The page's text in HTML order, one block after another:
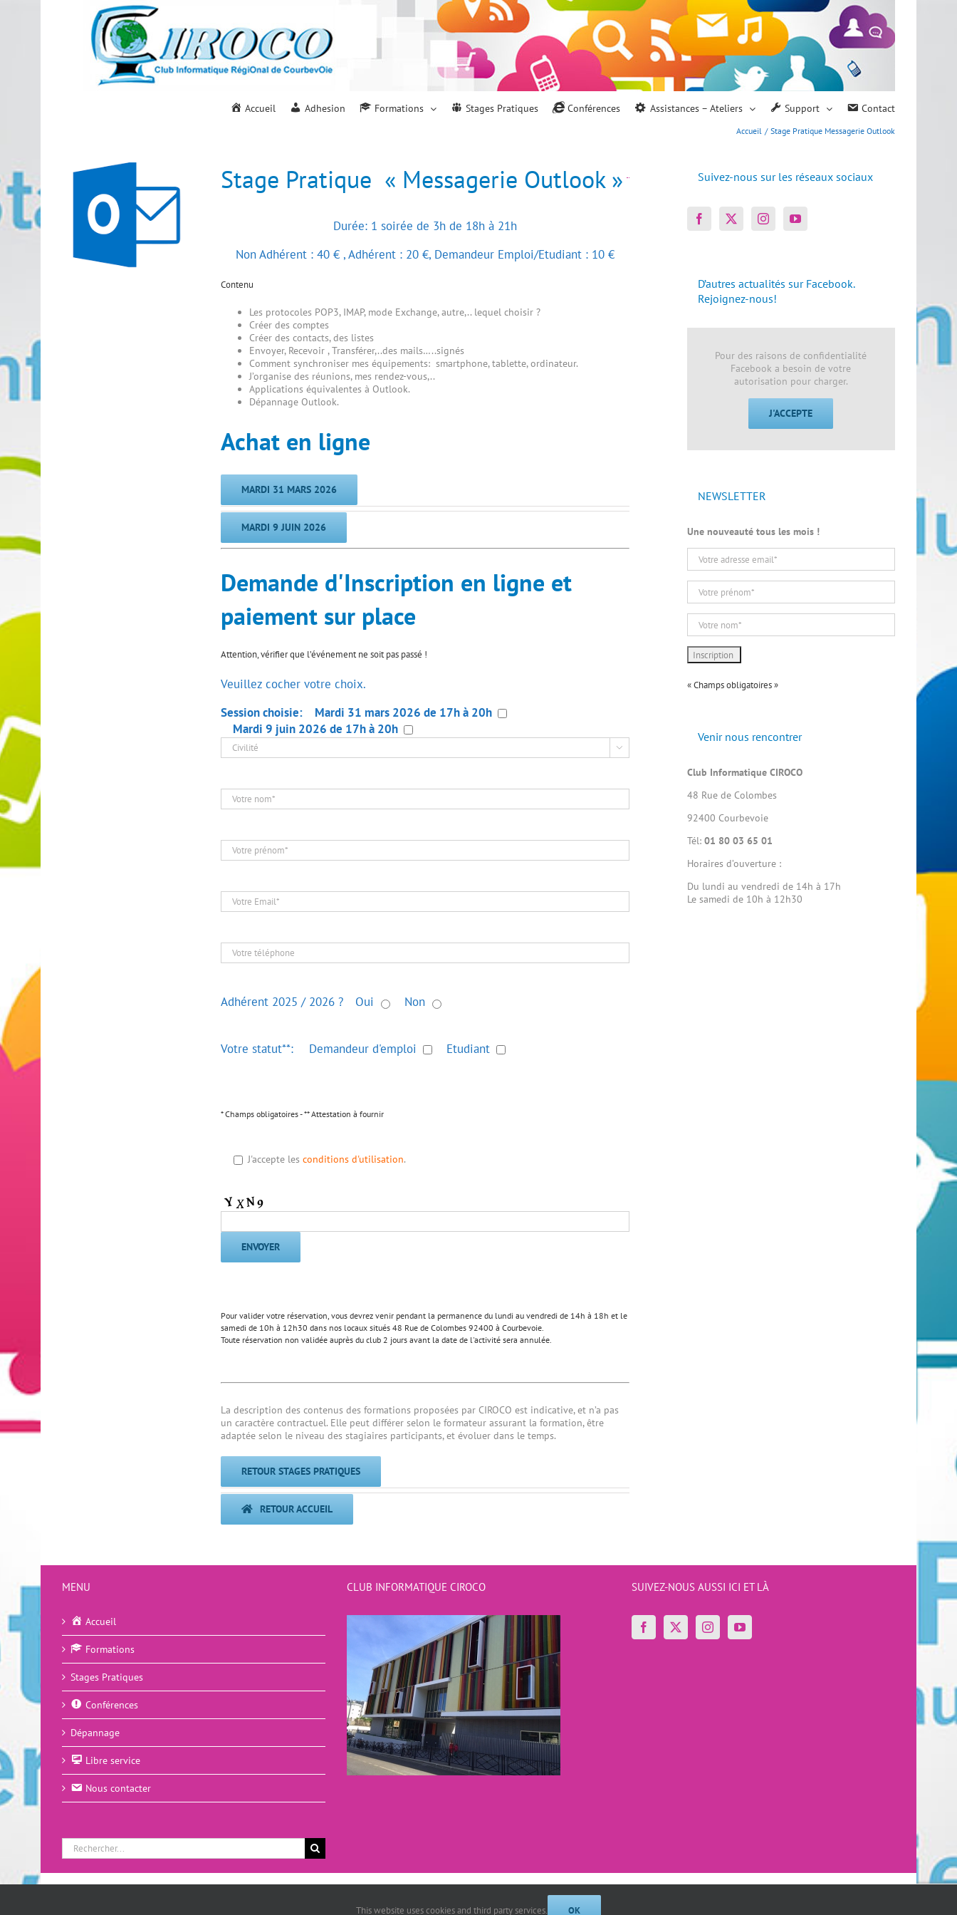
Accueil Adhesion Formations Stages Pratiques Conférences Assistances – Ateliers Support Contact
Accueil Stage Pratique Messagerie Outlook
Stage Pratique « Messagerie Outlook »
Durée: 1 soirée de 3h de 18h à 21h
Non Adhérent : 40 € , Adhérent : 20 €, Demandeur Emploi/Etudiant : 10 €
Contenu
Les protocoles POP3, IMAP, mode Exchange, autre,.. lequel choisir ?
Créer des comptes
Créer des contacts, des listes
Envoyer, Recevoir , Transférer,..des mails…..signés
Comment synchroniser mes équipements: smartphone, tablette, ordinateur.
J’organise des réunions, mes rendez-vous,..
Applications équivalentes à Outlook.
Dépannage Outlook.
Achat en ligne
MARDI 31 MARS 2026
MARDI 9 JUIN 2026
Demande d'Inscription en ligne et
paiement sur place
Attention, vérifier que l’événement ne soit pas passé !
Veuillez cocher votre choix.
Session choisie:
Mardi 31 mars 2026 de 17h à 20h
Mardi 9 juin 2026 de 17h à 20h

Adhérent 2025 / 2026 ? Oui Non
Votre statut**: Demandeur d'emploi Etudiant
* Champs obligatoires - ** Attestation à fournir
J'accepte lesconditions d'utilisation.
Pour valider votre réservation, vous devrez venir pendant la permanence du lundi au vendredi de 14h à 18h et le
samedi de 10h à 12h30 dans nos locaux situés 48 Rue de Colombes 92400 à Courbevoie.
Toute réservation non validée auprès du club 2 jours avant la date de l'activité sera annulée.
La description des contenus des formations proposées par CIROCO est indicative, et n’a pas
un caractère contractuel. Elle peut différer selon le formateur assurant la formation, être
adaptée selon le niveau des stagiaires participants, et évoluer dans le temps.
RETOUR STAGES PRATIQUES
RETOUR ACCUEIL
Suivez-nous sur les réseaux sociaux
D’autres actualités sur Facebook.
Rejoignez-nous!
Pour des raisons de confidentialité
Facebook a besoin de votre
autorisation pour charger.
J'ACCEPTE
NEWSLETTER
Une nouveauté tous les mois !
« Champs obligatoires »
Venir nous rencontrer
Club Informatique CIROCO
48 Rue de Colombes
92400 Courbevoie
Tél: 01 80 03 65 01
Horaires d’ouverture :
Du lundi au vendredi de 14h à 17h
Le samedi de 10h à 12h30
MENU
Accueil
Formations
Stages Pratiques
Conférences
Dépannage
Libre service
Nous contacter
Rechercher:
CLUB INFORMATIQUE CIROCO SUIVEZ-NOUS AUSSI ICI ET LÀ
Copyright 2018 - 2015 | Tous droits réservés | Club Informatique Ciroco - 48 rue de Colombes - 92400 Courbevoie | Mentions Légales
This website uses cookies and third party services. OK